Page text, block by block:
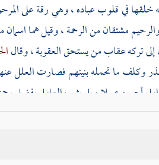
خلقها في قلوب عباده ، وهي رقة على
مشتقان من الرحمة ، وقيل هما
إلى تركه عقاب من يستحق العقوبة ، وقال
وكلف ما تحمله بنيتهم فصارت العلل
أحسن عملا ، بل يثيب العامل بفضل
ومعناه ذو الرحمة لا نظير له فيها ،